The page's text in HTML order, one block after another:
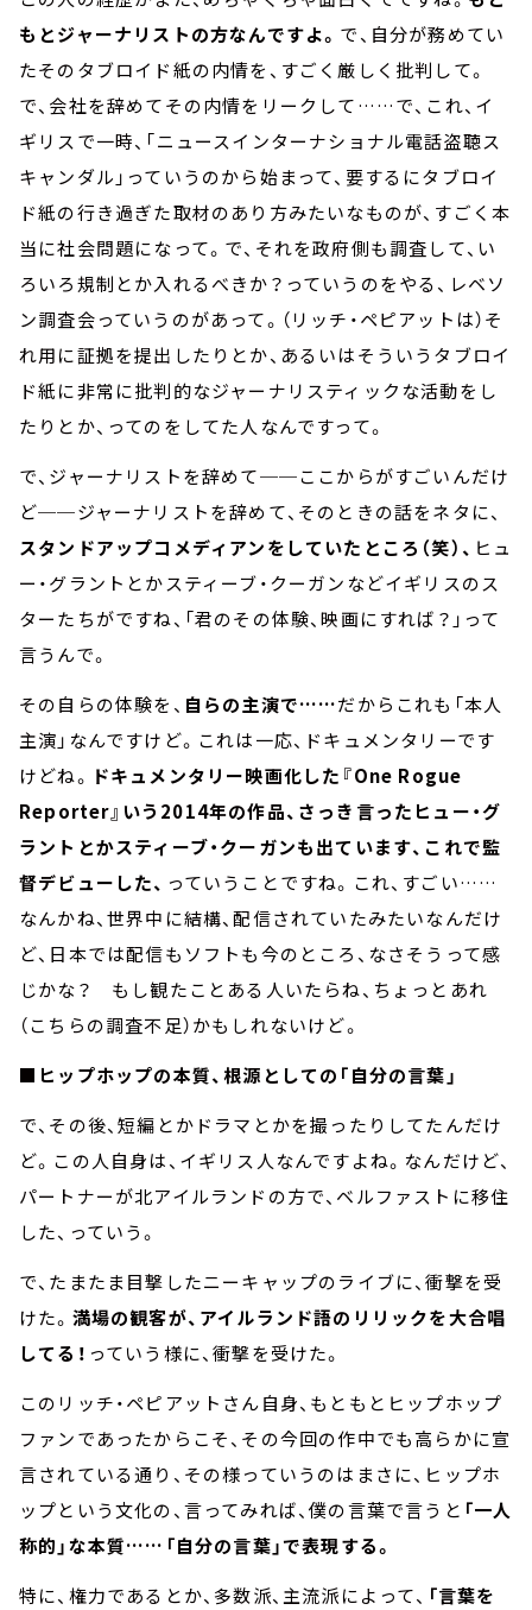
もとジャーナリストの方なんですよ。 で、自分が務めてい
たそのタブロイド紙の内情を、すごく厳しく批判して。
で、会社を辞めてその内情をリークして……で、これ、イ
ギリスで一時、「ニュースインターナショナル電話盗聴ス
キャンダル」っていうのから始まって、要するにタブロイ
ド紙の行き過ぎた取材のあり方みたいなものが、すごく本
当に社会問題になって。で、それを政府側も調査して、い
ろいろ規制とか入れるべきか？っていうのをやる、レベソ
ン調査会っていうのがあって。（リッチ・ペピアットは）そ
れ用に証拠を提出したりとか、あるいはそういうタブロイ
ド紙に非常に批判的なジャーナリスティックな活動をし
たりとか、ってのをしてた人なんですって。
で、ジャーナリストを辞めて──ここからがすごいんだけ
ど──ジャーナリストを辞めて、そのときの話をネタに、
スタンドアップコメディアンをしていたところ（笑）、 ヒュ
ー・グラントとかスティーブ・クーガンなどイギリスのス
ターたちがですね、「君のその体験、映画にすれば？」って
言うんで。
その自らの体験を、 自らの主演で……だからこれも「本人
主演」なんですけど。これは一応、ドキュメンタリーです
けどね。 ドキュメンタリー映画化した『One Rogue
Reporter』いう2014年の作品、さっき言ったヒュー・グ
ラントとかスティーブ・クーガンも出ています、これで監
督デビューした、 っていうことですね。これ、すごい……
なんかね、世界中に結構、配信されていたみたいなんだけ
ど、日本では配信もソフトも今のところ、なさそうって感
じかな？ もし観たことある人いたらね、ちょっとあれ
（こちらの調査不足）かもしれないけど。
■ヒップホップの本質、根源としての「自分の言葉」
で、その後、短編とかドラマとかを撮ったりしてたんだけ
ど。この人自身は、イギリス人なんですよね。なんだけど、
パートナーが北アイルランドの方で、ベルファストに移住
した、っていう。
で、たまたま目撃したニーキャップのライブに、衝撃を受
けた。 満場の観客が、アイルランド語のリリックを大合唱
してる！ っていう様に、衝撃を受けた。
このリッチ・ペピアットさん自身、もともとヒップホップ
ファンであったからこそ、その今回の作中でも高らかに宣
言されている通り、その様っていうのはまさに、ヒップホ
ップという文化の、言ってみれば、僕の言葉で言うと 「一人
称的」な本質……「自分の言葉」で表現する。
特に、権力であるとか、多数派、主流派によって、 「言葉を